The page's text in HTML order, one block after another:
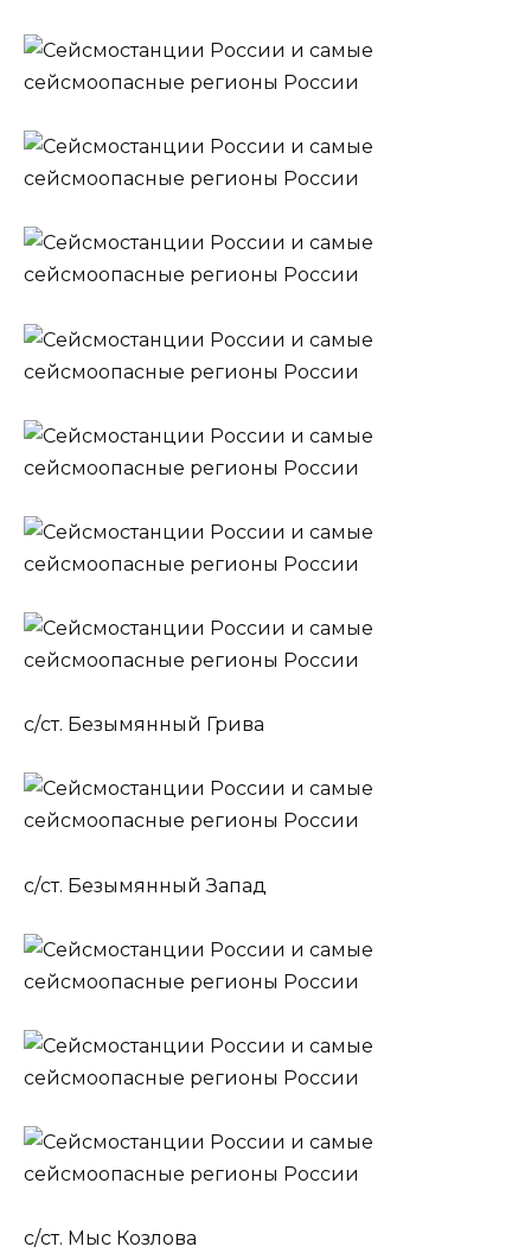
с/ст. Безымянный Грива
с/ст. Безымянный Запад
с/ст. Мыс Козлова